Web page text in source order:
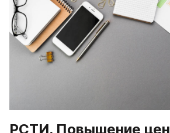
РСТИ. Повышение цен